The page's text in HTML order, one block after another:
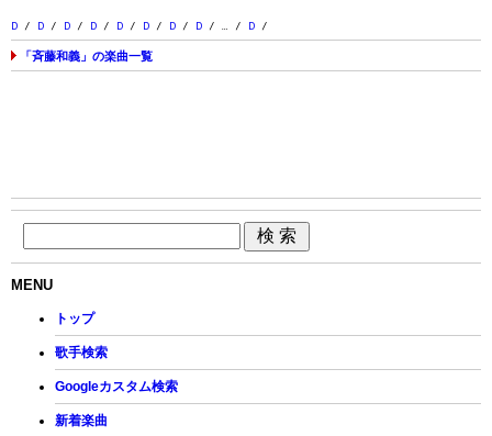
D / D / D / D / D / D / D / D / … / D /
「斉藤和義」の楽曲一覧
MENU
トップ
歌手検索
Googleカスタム検索
新着楽曲